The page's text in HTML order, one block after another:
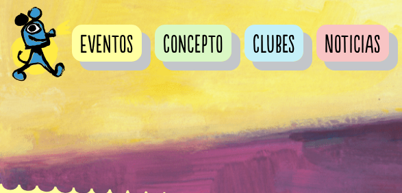
Eventos Concepto Clubes Noticias